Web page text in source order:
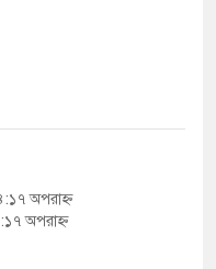
আত্মহত্যা
ইরানের
হবে না:
অপরাহ্ন
অপরাহ্ন